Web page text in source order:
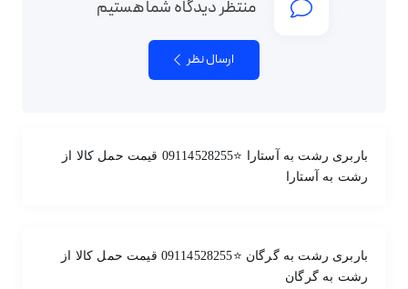
منتظر دیدگاه شما هستیم
ارسال نظر
باربری رشت به آستارا ⭐️09114528255 قیمت حمل کالا از
رشت به آستارا
باربری رشت به گرگان ⭐️09114528255 قیمت حمل کالا از
رشت به گرگان